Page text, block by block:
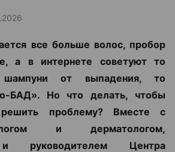
все больше волос, пробор
а в интернете советуют то
от выпадения, то
БАД». Но что делать, чтобы
решить проблему? Вместе с
и дерматологом,
и руководителем Центра